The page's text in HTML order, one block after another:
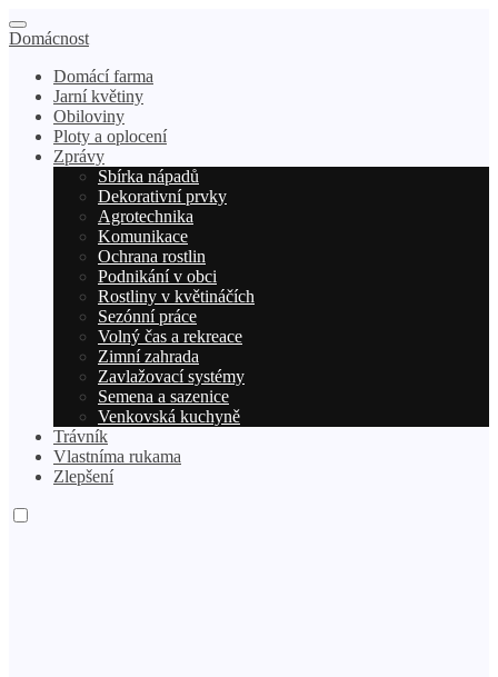
Domácnost
Domácí farma
Jarní květiny
Obiloviny
Ploty a oplocení
Zprávy
Sbírka nápadů
Dekorativní prvky
Agrotechnika
Komunikace
Ochrana rostlin
Podnikání v obci
Rostliny v květináčích
Sezónní práce
Volný čas a rekreace
Zimní zahrada
Zavlažovací systémy
Semena a sazenice
Venkovská kuchyně
Trávník
Vlastníma rukama
Zlepšení